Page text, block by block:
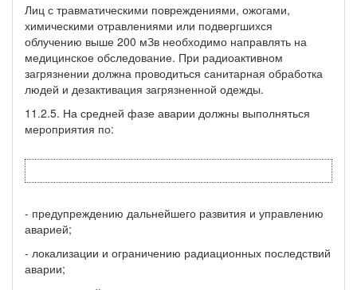
Лиц с травматическими повреждениями, ожогами,
химическими отравлениями или подвергшихся
облучению выше 200 мЗв необходимо направлять на
медицинское обследование. При радиоактивном
загрязнении должна проводиться санитарная обработка
людей и дезактивация загрязненной одежды.
11.2.5. На средней фазе аварии должны выполняться
мероприятия по:
- предупреждению дальнейшего развития и управлению
аварией;
- локализации и ограничению радиационных последствий
аварии;